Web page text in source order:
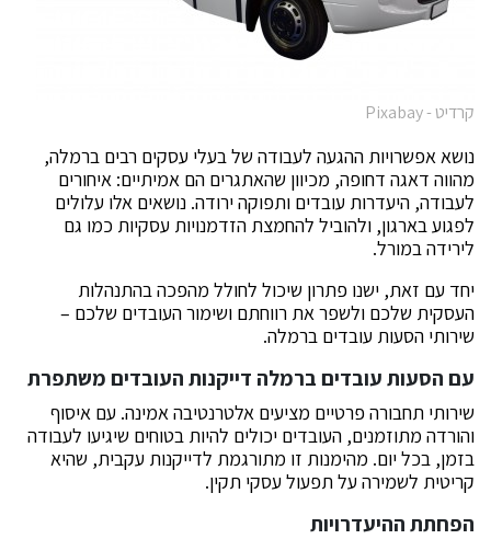
קרדיט - Pixabay
נושא אפשרויות ההגעה לעבודה של בעלי עסקים רבים ברמלה,
מהווה דאגה דחופה, מכיוון שהאתגרים הם אמיתיים: איחורים
לעבודה, היעדרות עובדים ותפוקה ירודה. נושאים אלו עלולים
לפגוע בארגון, ולהוביל להחמצת הזדמנויות עסקיות כמו גם
לירידה במורל.
יחד עם זאת, ישנו פתרון שיכול לחולל מהפכה בהתנהלות
העסקית שלכם ולשפר את רווחתם ושימור העובדים שלכם –
שירותי הסעות עובדים ברמלה.
עם הסעות עובדים ברמלה דייקנות העובדים משתפרת
שירותי תחבורה פרטיים מציעים אלטרנטיבה אמינה. עם איסוף
והורדה מתוזמנים, העובדים יכולים להיות בטוחים שיגיעו לעבודה
בזמן, בכל יום. מהימנות זו מתורגמת לדייקנות עקבית, שהיא
קריטית לשמירה על תפעול עסקי תקין.
הפחתת ההיעדרויות